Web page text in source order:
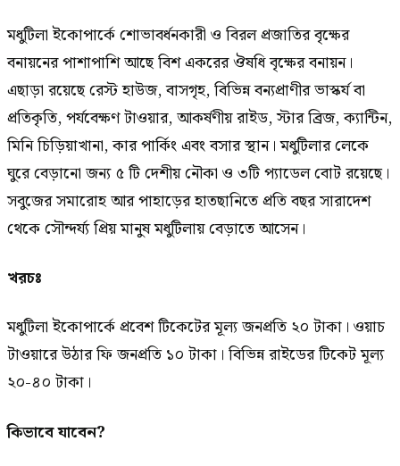
মধুটিলা ইকোপার্কে শোভাবর্ধনকারী ও বিরল প্রজাতির বৃক্ষের
বনায়নের পাশাপাশি আছে বিশ একরের ঔষধি বৃক্ষের বনায়ন।
এছাড়া রয়েছে রেস্ট হাউজ, বাসগৃহ, বিভিন্ন বন্যপ্রাণীর ভাস্কর্য বা
প্রতিকৃতি, পর্যবেক্ষণ টাওয়ার, আকর্ষণীয় রাইড, স্টার ব্রিজ, ক্যান্টিন,
মিনি চিড়িয়াখানা, কার পার্কিং এবং বসার স্থান। মধুটিলার লেকে
ঘুরে বেড়ানো জন্য ৫ টি দেশীয় নৌকা ও ৩টি প্যাডেল বোট রয়েছে।
সবুজের সমারোহ আর পাহাড়ের হাতছানিতে প্রতি বছর সারাদেশ
থেকে সৌন্দর্য্য প্রিয় মানুষ মধুটিলায় বেড়াতে আসেন।
খরচঃ
মধুটিলা ইকোপার্কে প্রবেশ টিকেটের মূল্য জনপ্রতি ২০ টাকা। ওয়াচ
টাওয়ারে উঠার ফি জনপ্রতি ১০ টাকা। বিভিন্ন রাইডের টিকেট মূল্য
২০-৪০ টাকা।
কিভাবে যাবেন?